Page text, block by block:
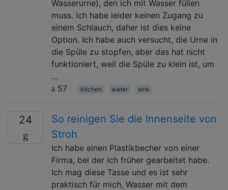
Wasserurne), den ich mit Wasser füllen
muss. Ich habe leider keinen Zugang zu
einem Schlauch, daher ist dies keine
Option. Ich habe auch versucht, die Urne in
die Spüle zu stopfen, aber das hat nicht
funktioniert, weil die Spüle zu klein ist, um
…
57
kitchen water sink
24
So reinigen Sie die Innenseite von
Stroh
Ich habe einen Plastikbecher von einer
Firma, bei der ich früher gearbeitet habe.
Ich mag diese Tasse und es ist sehr
praktisch für mich, Wasser mit dem